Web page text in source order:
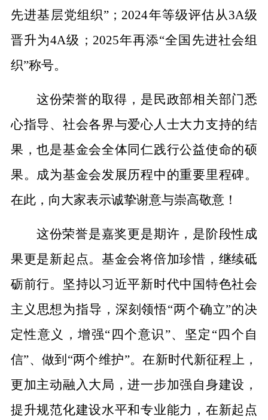
先进基层党组织”；2024年等级评估从3A级
晋升为4A级；2025年再添“全国先进社会组
织”称号。
这份荣誉的取得，是民政部相关部门悉
心指导、社会各界与爱心人士大力支持的结
果，也是基金会全体同仁践行公益使命的硕
果。成为基金会发展历程中的重要里程碑。
在此，向大家表示诚挚谢意与崇高敬意！
这份荣誉是嘉奖更是期许，是阶段性成
果更是新起点。基金会将倍加珍惜，继续砥
砺前行。坚持以习近平新时代中国特色社会
主义思想为指导，深刻领悟“两个确立”的决
定性意义，增强“四个意识”、坚定“四个自
信”、做到“两个维护”。在新时代新征程上，
更加主动融入大局，进一步加强自身建设，
提升规范化建设水平和专业能力，在新起点